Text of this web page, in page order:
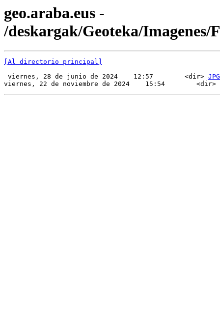
geo.araba.eus -
/deskargak/Geoteka/Imagenes/
[Al directorio principal]
viernes, 28 de junio de 2024    12:57        <dir> JPG
viernes, 22 de noviembre de 2024    15:54        <dir>